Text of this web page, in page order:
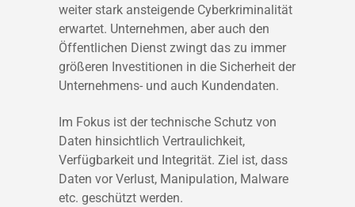
weiter stark ansteigende Cyberkriminalität
erwartet. Unternehmen, aber auch den
Öffentlichen Dienst zwingt das zu immer
größeren Investitionen in die Sicherheit der
Unternehmens- und auch Kundendaten.
Im Fokus ist der technische Schutz von
Daten hinsichtlich Vertraulichkeit,
Verfügbarkeit und Integrität. Ziel ist, dass
Daten vor Verlust, Manipulation, Malware
etc. geschützt werden.